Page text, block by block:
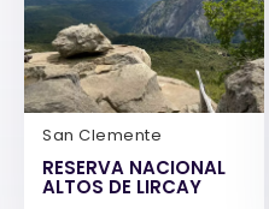
San Clemente
RESERVA NACIONAL
ALTOS DE LIRCAY